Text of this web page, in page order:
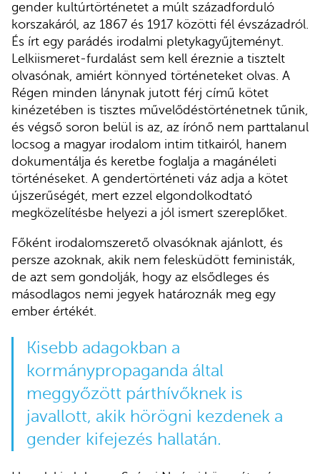
gender kultúrtörténetet a múlt századforduló
korszakáról, az 1867 és 1917 közötti fél évszázadról.
És írt egy parádés irodalmi pletykagyűjteményt.
Lelkiismeret-furdalást sem kell éreznie a tisztelt
olvasónak, amiért könnyed történeteket olvas. A
Régen minden lánynak jutott férj című kötet
kinézetében is tisztes művelődéstörténetnek tűnik,
és végső soron belül is az, az írónő nem parttalanul
locsog a magyar irodalom intim titkairól, hanem
dokumentálja és keretbe foglalja a magánéleti
történéseket. A gendertörténeti váz adja a kötet
újszerűségét, mert ezzel elgondolkodtató
megközelítésbe helyezi a jól ismert szereplőket.
Főként irodalomszerető olvasóknak ajánlott, és
persze azoknak, akik nem felesküdött feministák,
de azt sem gondolják, hogy az elsődleges és
másodlagos nemi jegyek határoznák meg egy
ember értékét.
Kisebb adagokban a
kormánypropaganda által
meggyőzött párthívőknek is
javallott, akik hörögni kezdenek a
gender kifejezés hallatán.